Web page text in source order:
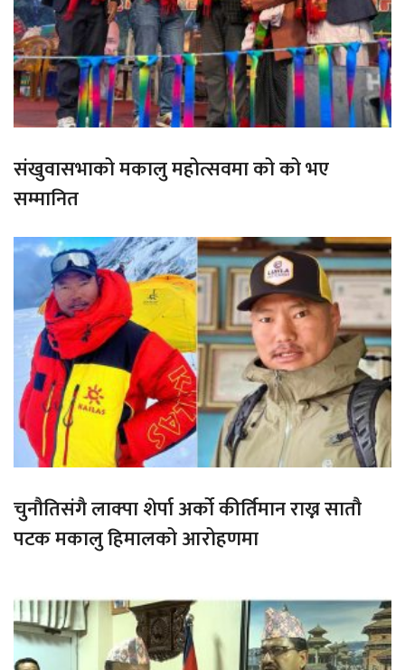
संखुवासभाको मकालु महोत्सवमा को को भए
सम्मानित
चुनौतिसंगै लाक्पा शेर्पा अर्को कीर्तिमान राख्न सातौ
पटक मकालु हिमालको आरोहणमा